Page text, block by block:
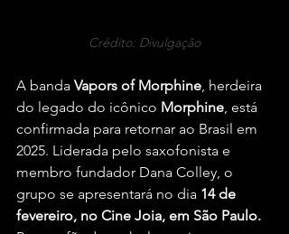
Crédito: Divulgação
A banda Vapors of Morphine, herdeira
do legado do icônico Morphine, está
confirmada para retornar ao Brasil em
2025. Liderada pelo saxofonista e
membro fundador Dana Colley, o
grupo se apresentará no dia 14 de
fevereiro, no Cine Joia, em São Paulo.